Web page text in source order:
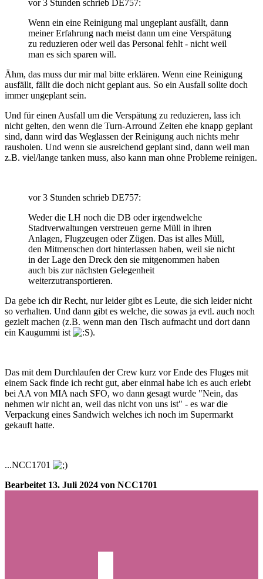
vor 3 Stunden schrieb DE757:
Wenn ein eine Reinigung mal ungeplant ausfällt, dann
meiner Erfahrung nach meist dann um eine Verspätung
zu reduzieren oder weil das Personal fehlt - nicht weil
man es sich sparen will.
Ähm, das muss dur mir mal bitte erklären. Wenn eine Reinigung
ausfällt, fällt die doch nicht geplant aus. So ein Ausfall sollte doch
immer ungeplant sein.
Und für einen Ausfall um die Verspätung zu reduzieren, lass ich
nicht gelten, den wenn die Turn-Arround Zeiten ehe knapp geplant
sind, dann wird das Weglassen der Reinigung auch nichts mehr
rausholen. Und wenn sie ausreichend geplant sind, dann weil man
z.B. viel/lange tanken muss, also kann man ohne Probleme reinigen.
vor 3 Stunden schrieb DE757:
Weder die LH noch die DB oder irgendwelche
Stadtverwaltungen verstreuen gerne Müll in ihren
Anlagen, Flugzeugen oder Zügen. Das ist alles Müll,
den Mitmenschen dort hinterlassen haben, weil sie nicht
in der Lage den Dreck den sie mitgenommen haben
auch bis zur nächsten Gelegenheit
weiterzutransportieren.
Da gebe ich dir Recht, nur leider gibt es Leute, die sich leider nicht
so verhalten. Und dann gibt es welche, die sowas ja evtl. auch noch
gezielt machen (z.B. wenn man den Tisch aufmacht und dort dann
ein Kaugummi ist
).
Das mit dem Durchlaufen der Crew kurz vor Ende des Fluges mit
einem Sack finde ich recht gut, aber einmal habe ich es auch erlebt
bei AA von MIA nach SFO, wo dann gesagt wurde "Nein, das
nehmen wir nicht an, weil das nicht von uns ist" - es war die
Verpackung eines Sandwich welches ich noch im Supermarkt
gekauft hatte.
...NCC1701
Bearbeitet 13. Juli 2024 von NCC1701